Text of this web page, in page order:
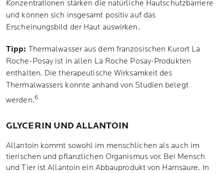
Konzentrationen stärken die natürliche Hautschutzbarriere
und können sich insgesamt positiv auf das
Erscheinungsbild der Haut auswirken.
Tipp: Thermalwasser aus dem französischen Kurort La
Roche-Posay ist in allen La Roche Posay-Produkten
enthalten. Die therapeutische Wirksamkeit des
Thermalwassers konnte anhand von Studien belegt
werden.6
GLYCERIN UND ALLANTOIN
Allantoin kommt sowohl im menschlichen als auch im
tierischen und pflanzlichen Organismus vor. Bei Mensch
und Tier ist Allantoin ein Abbauprodukt von Harnsäure. In